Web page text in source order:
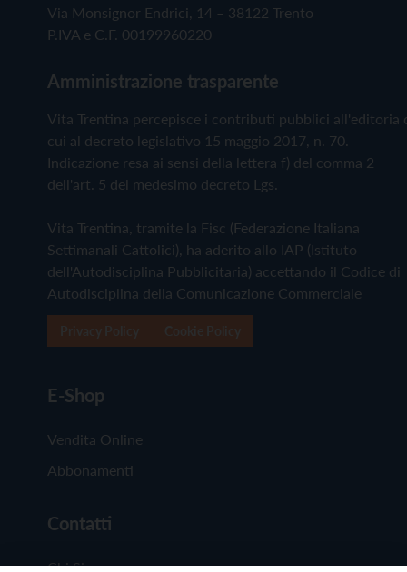
Via Monsignor Endrici, 14 – 38122 Trento
P.IVA e C.F. 00199960220
Amministrazione trasparente
Vita Trentina percepisce i contributi pubblici all'editoria
cui al decreto legislativo 15 maggio 2017, n. 70.
Indicazione resa ai sensi della lettera f) del comma 2
dell'art. 5 del medesimo decreto Lgs.
Vita Trentina, tramite la Fisc (Federazione Italiana
Settimanali Cattolici), ha aderito allo IAP (Istituto
dell'Autodisciplina Pubblicitaria) accettando il Codice di
Autodisciplina della Comunicazione Commerciale
E-Shop
Vendita Online
Abbonamenti
Contatti
Chi Siamo